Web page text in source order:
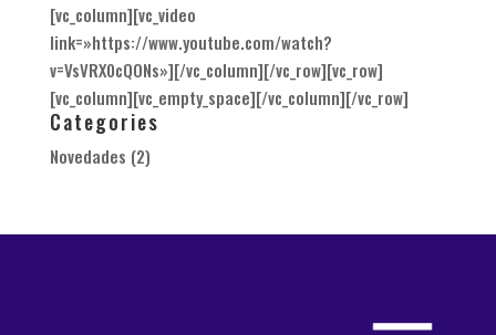
[vc_column][vc_video
link=»https://www.youtube.com/watch?
v=VsVRX0cQONs»][/vc_column][/vc_row][vc_row]
[vc_column][vc_empty_space][/vc_column][/vc_row]
Categories
Novedades (2)